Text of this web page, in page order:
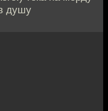
душу